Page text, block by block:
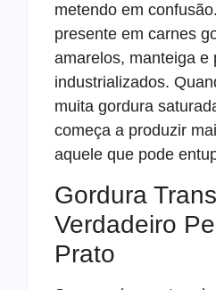
metendo em
presente em carnes
amarelos, manteiga e
industrializados.
muita gordura
começa a produzir
aquele que pode
Gordura
Verdadeiro
Prato